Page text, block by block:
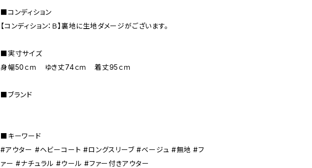
■コンディション
【コンディション：Ｂ】裏地に生地ダメージがございます。
■実寸サイズ
身幅50ｃｍ ゆき丈74ｃｍ 着丈95ｃｍ
■ブランド
■キーワード
#アウター #ヘビーコート #ロングスリーブ #ベージュ #無地 #フ
ァー #ナチュラル #ウール #ファー付きアウター